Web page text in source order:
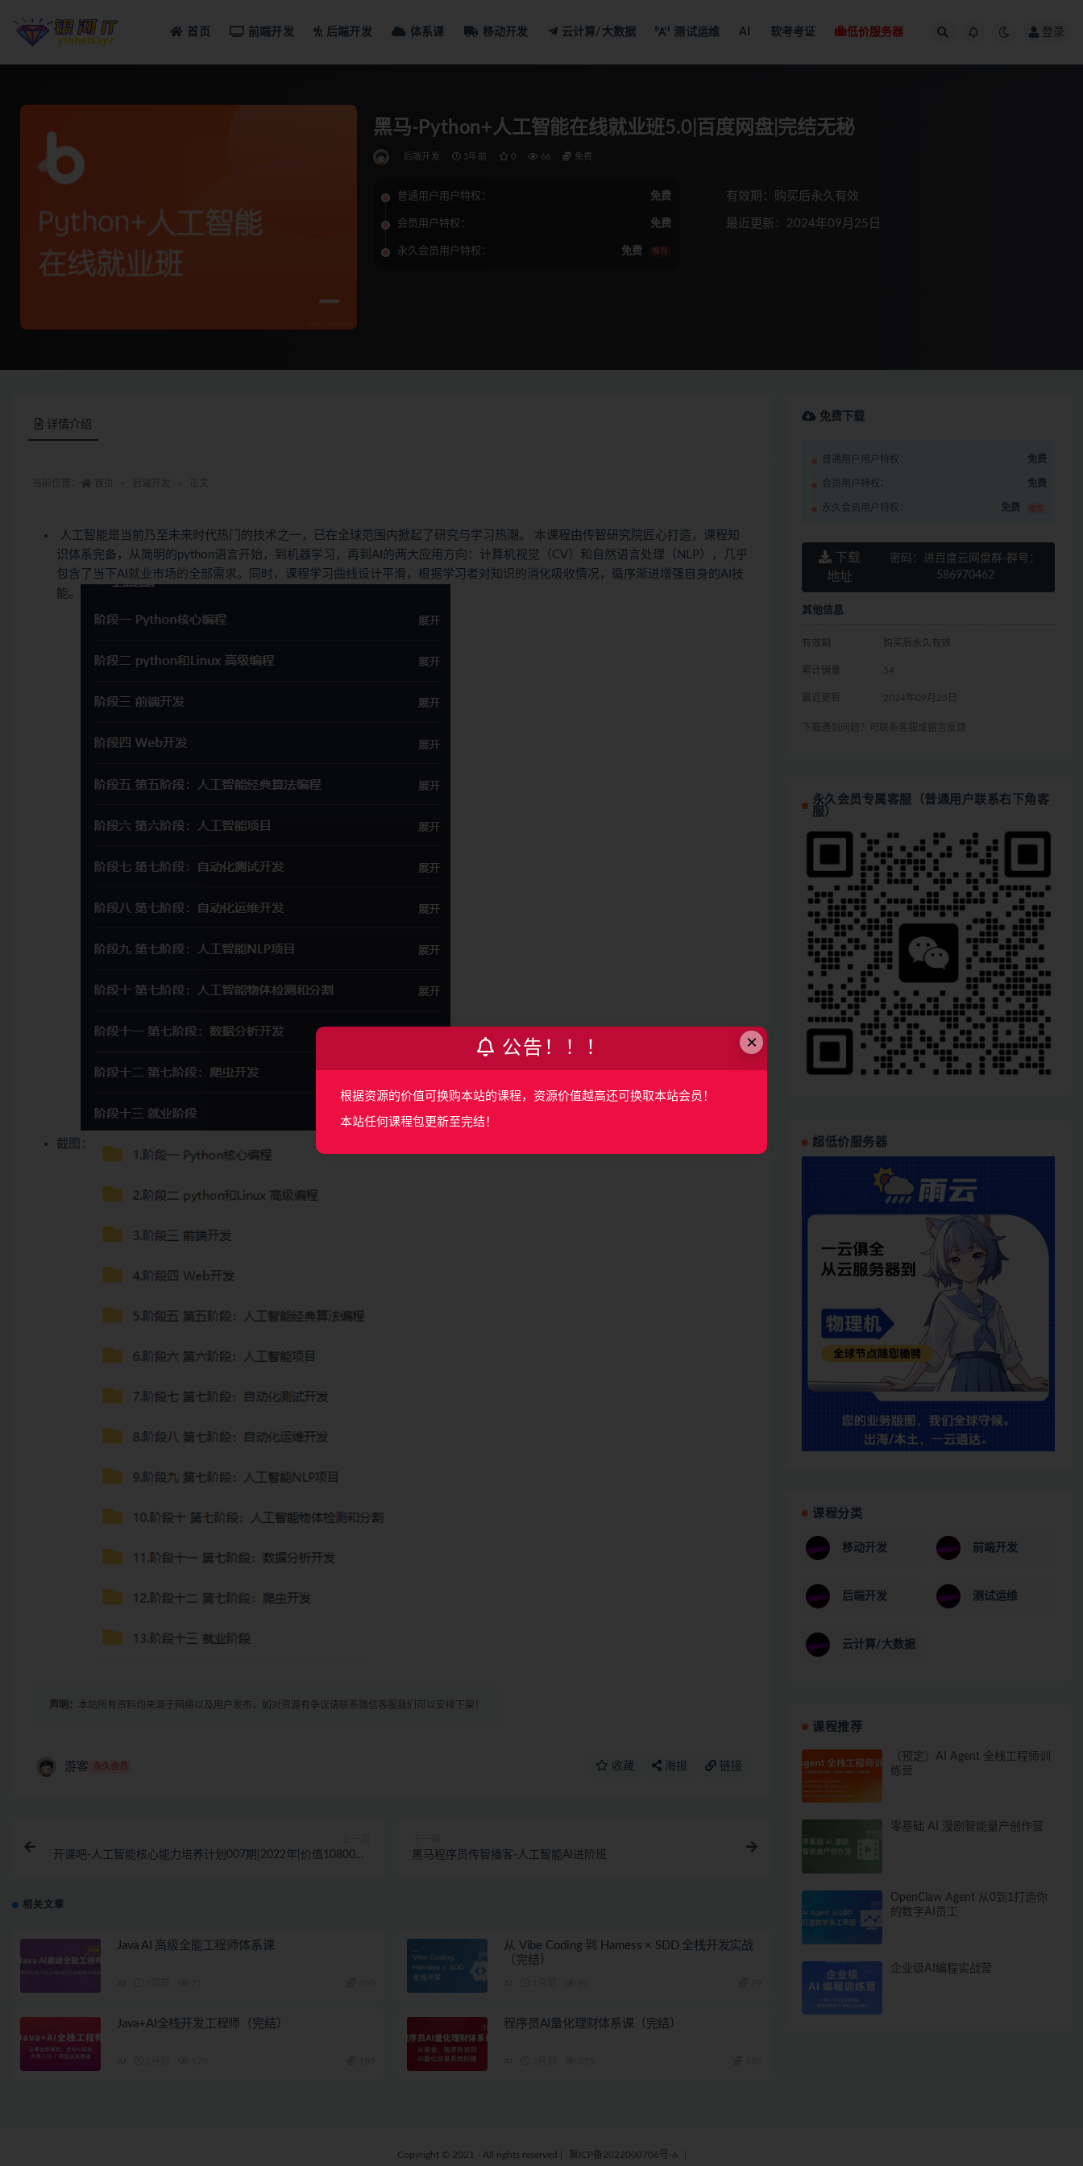
首页 前端开发 后端开发 体系课 移动开发 云计算/大数据 测试运维 AI 软考考证 低价服务器 登录
黑马-Python+人工智能在线就业班5.0|百度网盘|完结无秘
后端开发 3年前 0 66 免费
普通用户用户特权： 免费
会员用户特权： 免费
永久会员用户特权： 免费 推荐
有效期：购买后永久有效
最近更新：2024年09月25日
详情介绍
人工智能是当前乃至未来时代热门的技术之一，已在全球范围内掀起了研究与学习热潮。 本课程由传智研究院匠心打造，课程知
识体系完备，从简明的python语言开始，到机器学习，再到AI的两大应用方向：计算机视觉（CV）和自然语言处理（NLP），几乎
包含了当下AI就业市场的全部需求。同时，课程学习曲线设计平滑，根据学习者对知识的消化吸收情况，循序渐进增强自身的AI技
能。
截图：
声明： 本站所有资料均来源于网络以及用户发布，如对资源有争议请联系微信客服我们可以安排下架！
游客 永久会员 收藏 海报 链接
开课吧-人工智能核心能力培养计划007期|2022年|价值10800元|
黑马程序员传智播客-人工智能AI进阶班
相关文章
Java AI 高级全能工程师体系课
从 Vibe Coding 到 Harness × SDD 全栈开发实战
（完结）
Java+AI全栈开发工程师（完结） 程序员AI量化理财体系课（完结）
免费下载
普通用户用户特权： 免费
会员用户特权： 免费
永久会员用户特权： 免费 推荐
下载
地址
密码： 进百度云网盘群-群号：
586970462
其他信息
有效期 购买后永久有效
累计销量 54
最近更新 2024年09月25日
下载遇到问题？可联系客服或留言反馈
永久会员专属客服（普通用户联系右下角客
服）
超低价服务器
课程分类
移动开发 前端开发
后端开发 测试运维
云计算/大数据
课程推荐
（预定）AI Agent 全栈工程师训
练营
零基础 AI 漫剧智能量产创作营
OpenClaw Agent 从0到1打造你
的数字AI员工
企业级AI编程实战营
Copyright © 2021 - All rights reserved 冀ICP备2022000706号-6
×
公告！！！
根据资源的价值可换购本站的课程，资源价值越高还可换取本站会员！
本站任何课程包更新至完结！